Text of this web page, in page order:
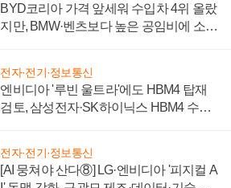
BYD코리아 가격 앞세워 수입차 4위 올랐
지만, BMW·벤츠보다 높은 공임비에 소비
전자·전기·정보통신
엔비디아 '루빈 울트라'에도 HBM4 탑재
검토, 삼성전자·SK하이닉스 HBM4 수율
전자·전기·정보통신
[AI 뭉쳐야 산다⑧] LG·엔비디아 '피지컬 A